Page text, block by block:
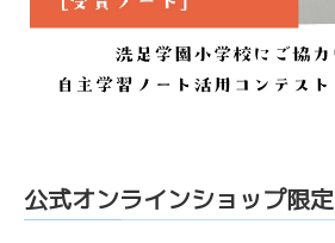
公式オンラインショップ限定